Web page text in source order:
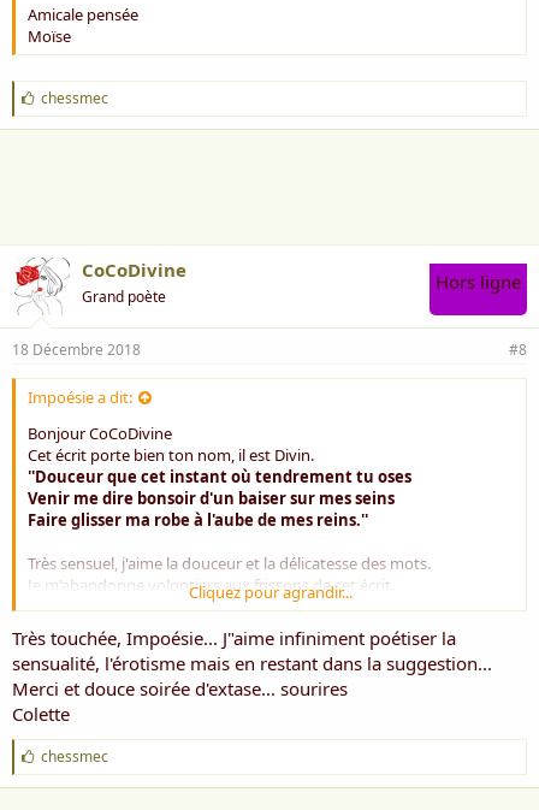
Amicale pensée
Moïse
J
'
a
chessmec
CoCoDivine
Grand poète
Hors ligne
18 Décembre 2018 #8
Impoésie a dit:
Bonjour CoCoDivine
Cet écrit porte bien ton nom, il est Divin.
''Douceur que cet instant où tendrement tu oses
Venir me dire bonsoir d'un baiser sur mes seins
Faire glisser ma robe à l'aube de mes reins.''
Très sensuel, j'aime la douceur et la délicatesse des mots.
Je m'abandonne volontiers aux frissons de cet écrit.
Un poème qui me laisse en extase.
Amitiés
Impoésie.
Cliquez pour agrandir...
Très touchée, Impoésie... J"aime infiniment poétiser la
sensualité, l'érotisme mais en restant dans la suggestion...
Merci et douce soirée d'extase... sourires
Colette
J
'
a
chessmec